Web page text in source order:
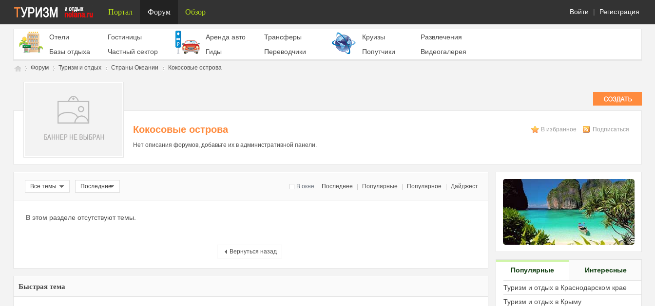
Войти | Регистрация
Портал Форум Обзор
Отели
Гостиницы
Базы отдыха
Частный сектор
Aренда авто
Трансферы
Гиды
Переводчики
Круизы
Развлечения
Попутчики
Видеогалерея
Ту »
Форум Туризм и отдых Страны Океании
›
Кокосовые острова
В избранное Подписаться
Кокосовые острова
Нет описания форумов, добавьте их в административной панели.
Последнее Популярные Популярное Дайджест
В окне
Все темы Последние
В этом разделе отсутствуют темы.
Вернуться назад
Быстрая тема
Популярные Интересные
Туризм и отдых в Краснодарском крае
Туризм и отдых в Крыму